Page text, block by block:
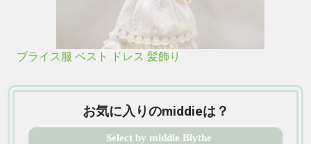
ブライス服 ベスト ドレス 髪飾り
お気に入りのmiddieは？
Select by middie Blythe